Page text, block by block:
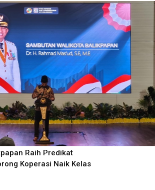
Raih Predikat
Koperasi Naik Kelas